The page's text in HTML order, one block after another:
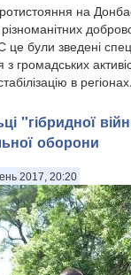
на
це були зведені
громадських
в
"гібридної
оборони
2017, 20:20